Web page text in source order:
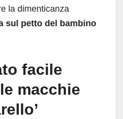
la dimenticanza
sul petto del bambino
facile
macchie